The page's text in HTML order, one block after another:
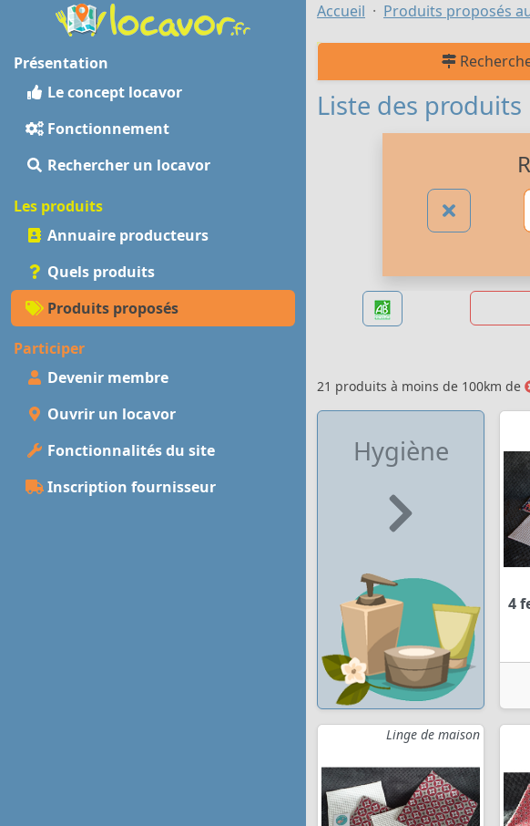
Présentation
Le concept locavor
Fonctionnement
Rechercher un locavor
Les produits
Annuaire producteurs
Quels produits
Produits proposés
Participer
Devenir membre
Ouvrir un locavor
Fonctionnalités du site
Inscription fournisseur
Accueil Produits proposés
Liste des produits
21 produits à moins de 100km de
Hygiène
4
Linge de maison